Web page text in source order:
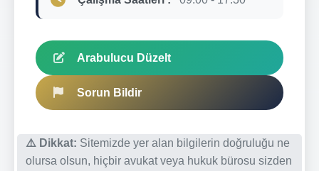
Arabulucu Düzelt
Sorun Bildir
⚠️ Dikkat: Sitemizde yer alan bilgilerin doğruluğu ne
olursa olsun, hiçbir avukat veya hukuk bürosu sizden